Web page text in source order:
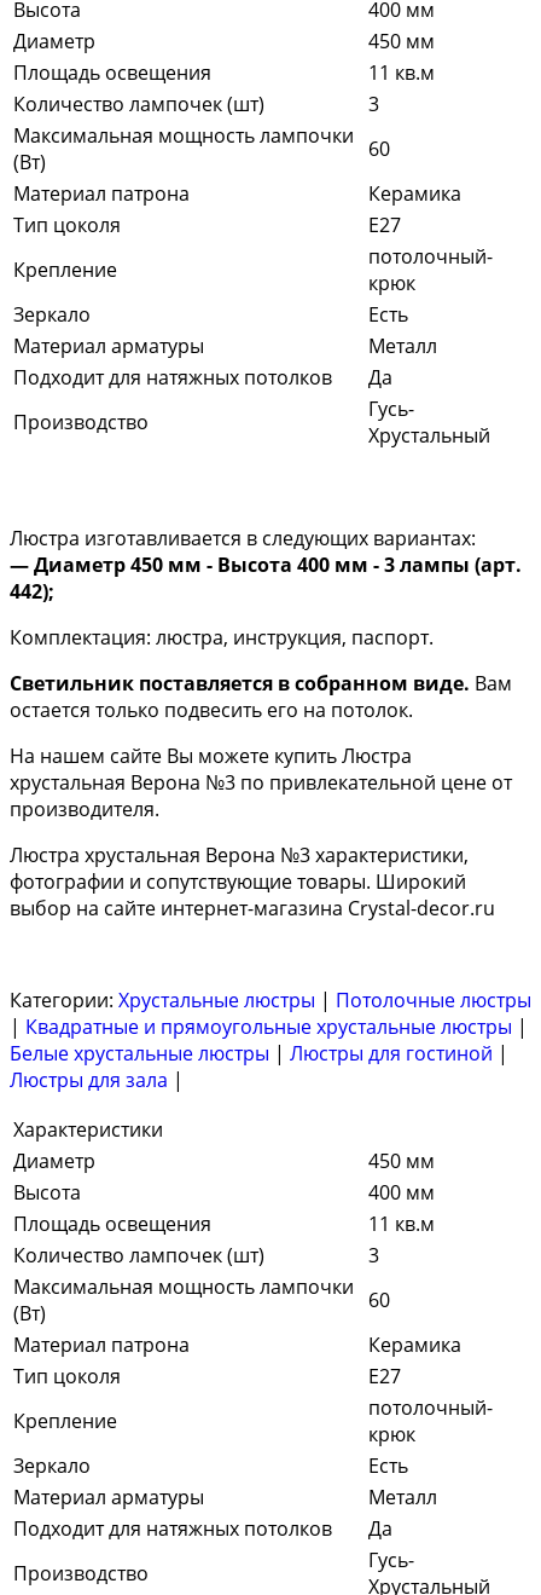
Высота
400 мм
Диаметр
450 мм
Площадь освещения
11 кв.м
Количество лампочек (шт)
3
Максимальная мощность лампочки
(Вт)
60
Материал патрона
Керамика
Тип цоколя
E27
Крепление
потолочный-
крюк
Зеркало
Есть
Материал арматуры
Металл
Подходит для натяжных потолков
Да
Производство
Гусь-
Хрустальный
Люстра изготавливается в следующих вариантах:
— Диаметр 450 мм - Высота 400 мм - 3 лампы (арт.
442);
Комплектация: люстра, инструкция, паспорт.
Светильник поставляется в собранном виде. Вам
остается только подвесить его на потолок.
На нашем сайте Вы можете купить Люстра
хрустальная Верона №3 по привлекательной цене от
производителя.
Люстра хрустальная Верона №3 характеристики,
фотографии и сопутствующие товары. Широкий
выбор на сайте интернет-магазина Crystal-decor.ru
Категории: Хрустальные люстры | Потолочные люстры
| Квадратные и прямоугольные хрустальные люстры |
Белые хрустальные люстры | Люстры для гостиной |
Люстры для зала |
Характеристики
Диаметр
450 мм
Высота
400 мм
Площадь освещения
11 кв.м
Количество лампочек (шт)
3
Максимальная мощность лампочки
(Вт)
60
Материал патрона
Керамика
Тип цоколя
E27
Крепление
потолочный-
крюк
Зеркало
Есть
Материал арматуры
Металл
Подходит для натяжных потолков
Да
Производство
Гусь-
Хрустальный